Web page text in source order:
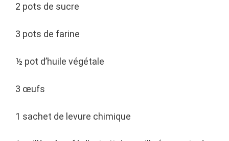
2 pots de sucre
3 pots de farine
½ pot d’huile végétale
3 œufs
1 sachet de levure chimique